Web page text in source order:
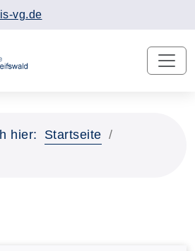
vg.de
hier:
Startseite